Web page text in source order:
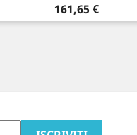
Prezzo
161,65 €